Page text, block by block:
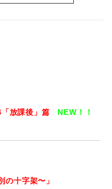
放課後」篇 NEW！！
の十字架〜」